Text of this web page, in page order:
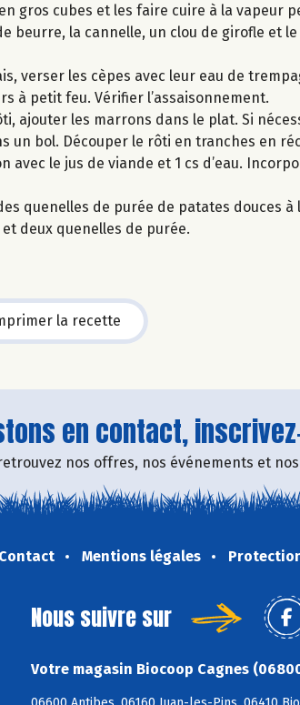
gros cubes et les faire cuire à la vapeur
beurre, la cannelle, un clou de girofle et
verser les cèpes avec leur eau de
à petit feu. Vérifier l’assaisonnement.
ajouter les marrons dans le plat. Si
un bol. Découper le rôti en tranches en
avec le jus de viande et 1 cs d’eau.
quenelles de purée de patates douces à
deux quenelles de purée.
la recette
en contact,
nos offres, nos événements et
Contact Mentions légales
Nous suivre sur
Votre magasin Biocoop Cagnes